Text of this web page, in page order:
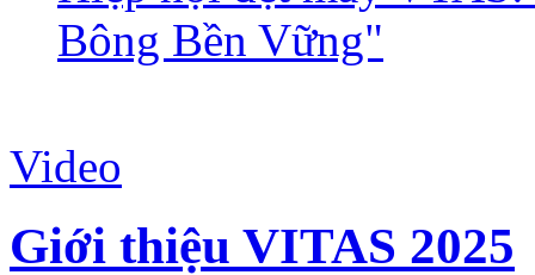
Bông Bền Vững"
Video
Giới thiệu VITAS 2025